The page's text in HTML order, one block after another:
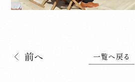
前へ 一覧へ戻る